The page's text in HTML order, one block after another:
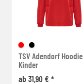
TSV Adendorf Hoodie
Kinder
ab 31,90 € *